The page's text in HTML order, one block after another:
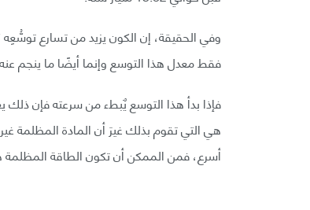
وفي الحقيقة، إن الكون يزيد من تسارع
فقط معدل هذا التوسع وإنما أيضًا ما ينجم
فإذا بدأ هذا التوسع يٌبطء من سرعته فإن
هي التي تقوم بذلك غيرَ أن المادة المظلمة
أسرع، فمن الممكن أن تكون الطاقة